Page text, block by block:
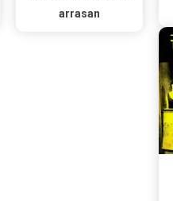
arrasan